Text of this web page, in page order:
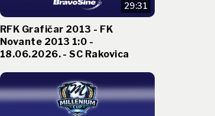
29:31
RFK Grafičar 2013 - FK
Novante 2013 1:0 -
18.06.2026. - SC Rakovica